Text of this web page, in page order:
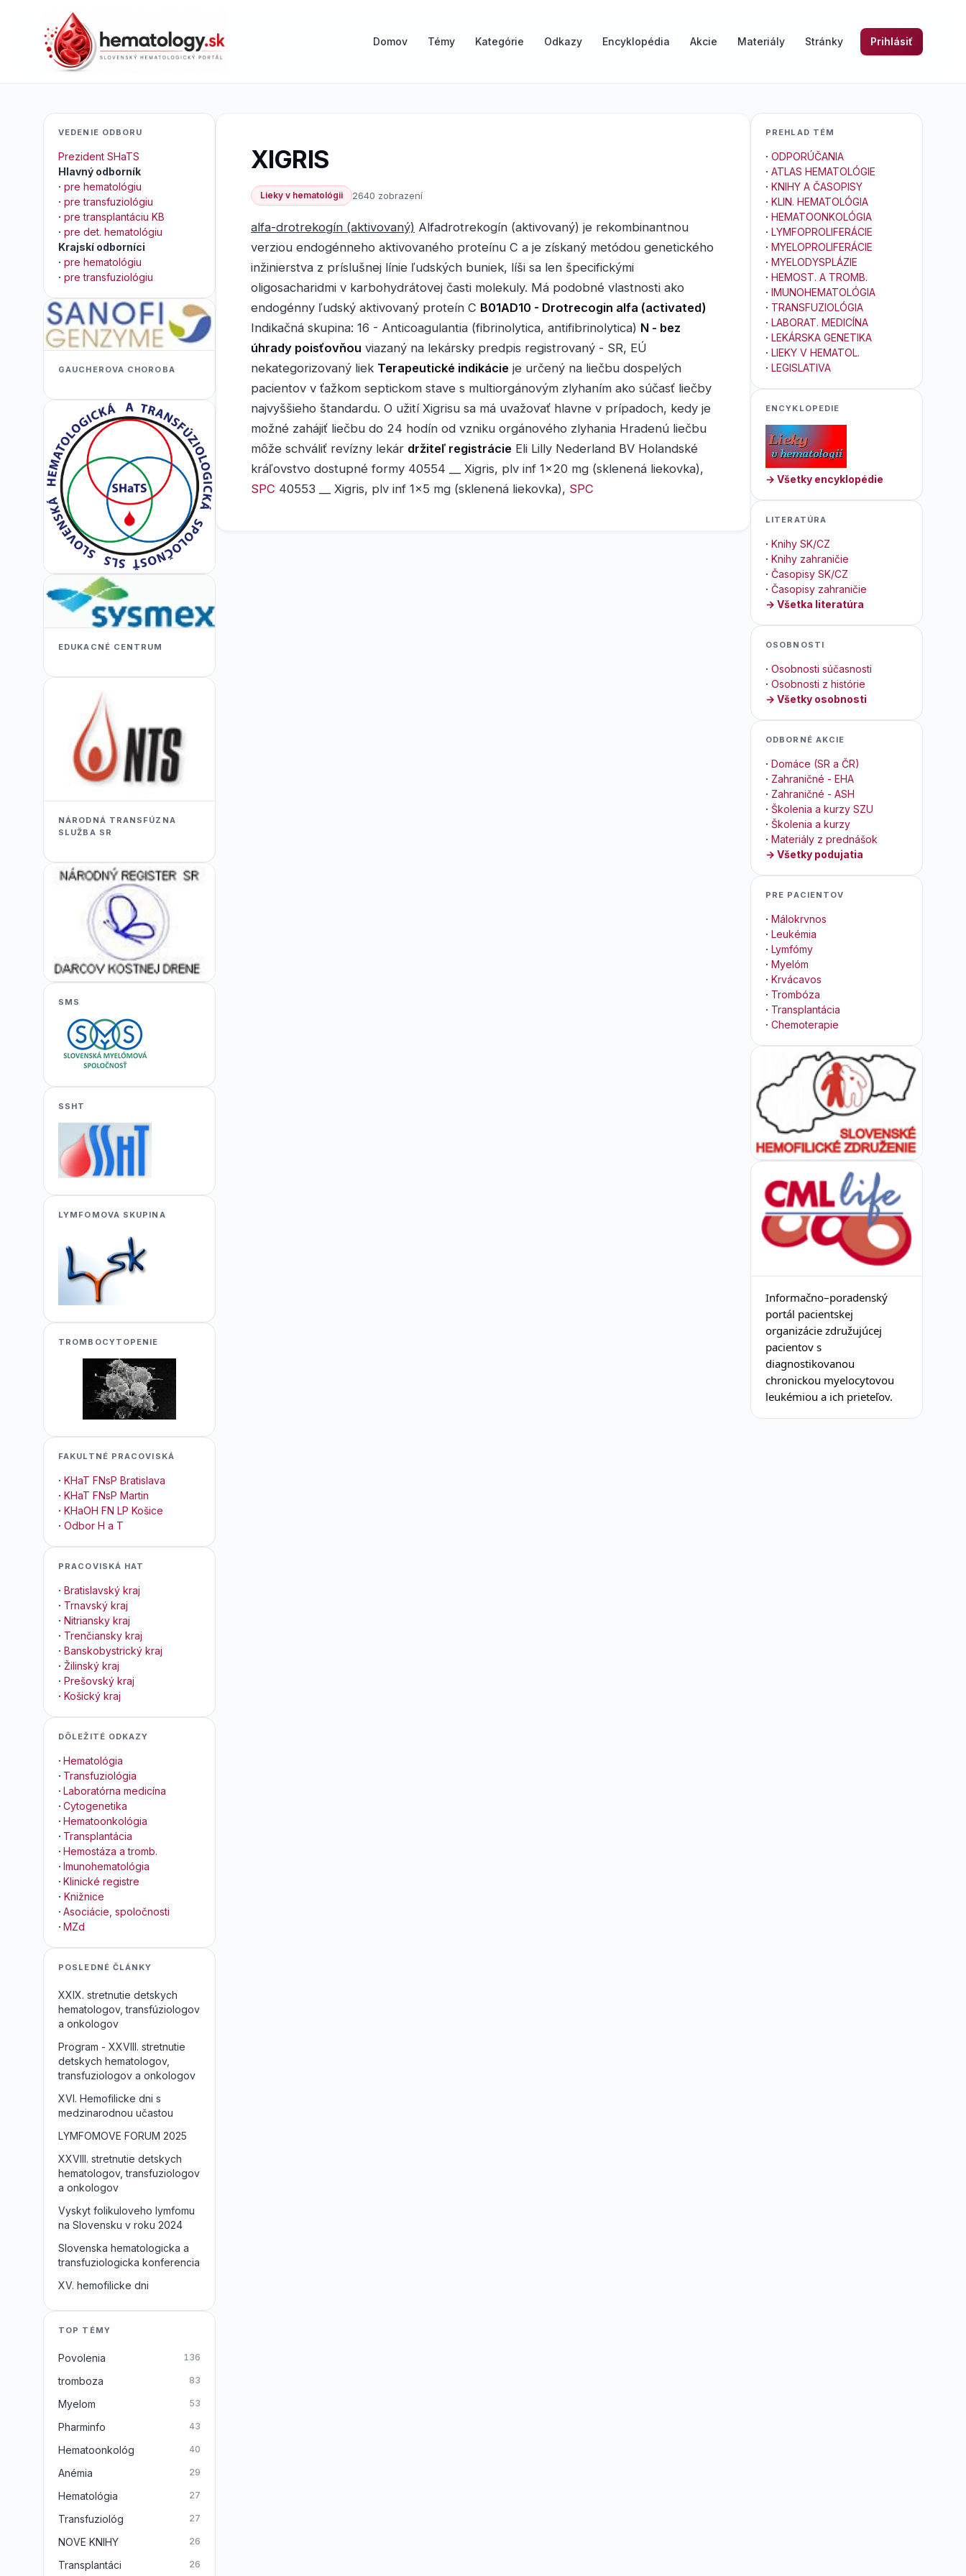
Domov Témy Kategórie Odkazy Encyklopédia Akcie Materiály Stránky Prihlásiť
XIGRIS
Lieky v hematológii 2640 zobrazení
alfa-drotrekogín (aktivovaný) Alfadrotrekogín (aktivovaný) je rekombinantnou
verziou endogénneho aktivovaného proteínu C a je získaný metódou genetického
inžinierstva z príslušnej línie ľudských buniek, líši sa len špecifickými
oligosacharidmi v karbohydrátovej časti molekuly. Má podobné vlastnosti ako
endogénny ľudský aktivovaný proteín C B01AD10 - Drotrecogin alfa (activated)
Indikačná skupina: 16 - Anticoagulantia (fibrinolytica, antifibrinolytica) N - bez
úhrady poisťovňou viazaný na lekársky predpis registrovaný - SR, EÚ
nekategorizovaný liek Terapeutické indikácie je určený na liečbu dospelých
pacientov v ťažkom septickom stave s multiorgánovým zlyhaním ako súčasť liečby
najvyššieho štandardu. O užití Xigrisu sa má uvažovať hlavne v prípadoch, kedy je
možné zahájiť liečbu do 24 hodín od vzniku orgánového zlyhania Hradenú liečbu
môže schváliť revízny lekár držiteľ registrácie Eli Lilly Nederland BV Holandské
kráľovstvo dostupné formy 40554 __ Xigris, plv inf 1x20 mg (sklenená liekovka),
SPC 40553 __ Xigris, plv inf 1x5 mg (sklenená liekovka), SPC
VEDENIE ODBORU
Prezident SHaTS
Hlavný odborník
· pre hematológiu
· pre transfuziológiu
· pre transplantáciu KB
· pre det. hematológiu
Krajskí odborníci
· pre hematológiu
· pre transfuziológiu
GAUCHEROVA CHOROBA
EDUKACNÉ CENTRUM
NÁRODNÁ TRANSFÚZNA
SLUŽBA SR
SMS
SSHT
LYMFOMOVA SKUPINA
TROMBOCYTOPENIE
FAKULTNÉ PRACOVISKÁ
· KHaT FNsP Bratislava
· KHaT FNsP Martin
· KHaOH FN LP Košice
· Odbor H a T
PRACOVISKÁ HAT
· Bratislavský kraj
· Trnavský kraj
· Nitriansky kraj
· Trenčiansky kraj
· Banskobystrický kraj
· Žilinský kraj
· Prešovský kraj
· Košický kraj
DÔLEŽITÉ ODKAZY
· Hematológia
· Transfuziológia
· Laboratórna medicína
· Cytogenetika
· Hematoonkológia
· Transplantácia
· Hemostáza a tromb.
· Imunohematológia
· Klinické registre
· Knižnice
· Asociácie, spoločnosti
· MZd
POSLEDNÉ ČLÁNKY
XXIX. stretnutie detskych
hematologov, transfúziologov
a onkologov
Program - XXVIII. stretnutie
detskych hematologov,
transfuziologov a onkologov
XVI. Hemofilicke dni s
medzinarodnou učastou
LYMFOMOVE FORUM 2025
XXVIII. stretnutie detskych
hematologov, transfuziologov
a onkologov
Vyskyt folikuloveho lymfomu
na Slovensku v roku 2024
Slovenska hematologicka a
transfuziologicka konferencia
XV. hemofilicke dni
TOP TÉMY
Povolenia 136
tromboza 83
Myelom 53
Pharminfo 43
Hematoonkológ 40
Anémia 29
Hematológia 27
Transfuziológ 27
NOVE KNIHY 26
Transplantáci 26
PREHLAD TÉM
· ODPORÚČANIA
· ATLAS HEMATOLÓGIE
· KNIHY A ČASOPISY
· KLIN. HEMATOLÓGIA
· HEMATOONKOLÓGIA
· LYMFOPROLIFERÁCIE
· MYELOPROLIFERÁCIE
· MYELODYSPLÁZIE
· HEMOST. A TROMB.
· IMUNOHEMATOLÓGIA
· TRANSFUZIOLÓGIA
· LABORAT. MEDICÍNA
· LEKÁRSKA GENETIKA
· LIEKY V HEMATOL.
· LEGISLATIVA
ENCYKLOPEDIE
→ Všetky encyklopédie
LITERATÚRA
· Knihy SK/CZ
· Knihy zahraničie
· Časopisy SK/CZ
· Časopisy zahraničie
→ Všetka literatúra
OSOBNOSTI
· Osobnosti súčasnosti
· Osobnosti z histórie
→ Všetky osobnosti
ODBORNÉ AKCIE
· Domáce (SR a ČR)
· Zahraničné - EHA
· Zahraničné - ASH
· Školenia a kurzy SZU
· Školenia a kurzy
· Materiály z prednášok
→ Všetky podujatia
PRE PACIENTOV
· Málokrvnos
· Leukémia
· Lymfómy
· Myelóm
· Krvácavos
· Trombóza
· Transplantácia
· Chemoterapie
Informačno–poradenský
portál pacientskej
organizácie združujúcej
pacientov s
diagnostikovanou
chronickou myelocytovou
leukémiou a ich prieteľov.